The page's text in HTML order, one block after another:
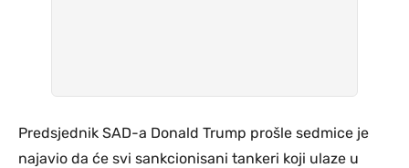
Predsjednik SAD-a Donald Trump prošle sedmice je
najavio da će svi sankcionisani tankeri koji ulaze u